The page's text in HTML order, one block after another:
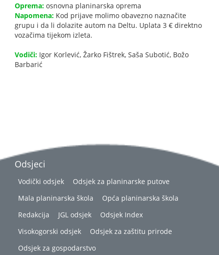
Oprema: osnovna planinarska oprema
Napomena: Kod prijave molimo obavezno naznačite
grupu i da li dolazite autom na Deltu. Uplata 3 € direktno
vozačima tijekom izleta.
Vodiči: Igor Korlević, Žarko Fištrek, Saša Subotić, Božo
Barbarić
Odsjeci
Vodički odsjek
Odsjek za planinarske putove
Mala planinarska škola
Opća planinarska škola
Redakcija
JGL odsjek
Odsjek Index
Visokogorski odsjek
Odsjek za zaštitu prirode
Odsjek za gospodarstvo